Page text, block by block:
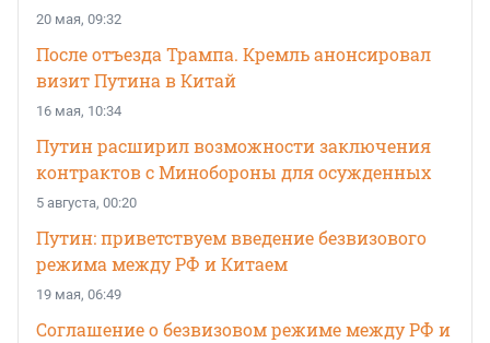
20 мая, 09:32
После отъезда Трампа. Кремль анонсировал
визит Путина в Китай
16 мая, 10:34
Путин расширил возможности заключения
контрактов с Минобороны для осужденных
5 августа, 00:20
Путин: приветствуем введение безвизового
режима между РФ и Китаем
19 мая, 06:49
Соглашение о безвизовом режиме между РФ и